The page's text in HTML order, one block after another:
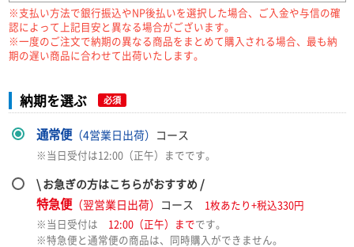
※支払い方法で銀行振込やNP後払いを選択した場合、ご入金や与信の確
認によって上記目安と異なる場合がございます。
※一度のご注文で納期の異なる商品をまとめて購入される場合、最も納
期の遅い商品に合わせて出荷いたします。
納期を選ぶ 必須
通常便（4営業日出荷） コース
※当日受付は12:00（正午）までです。
\ お急ぎの方はこちらがおすすめ /
特急便（翌営業日出荷） コース
1枚あたり+税込330円
※当日受付は 12:00（正午）までです。
※特急便と通常便の商品は、同時購入ができません。